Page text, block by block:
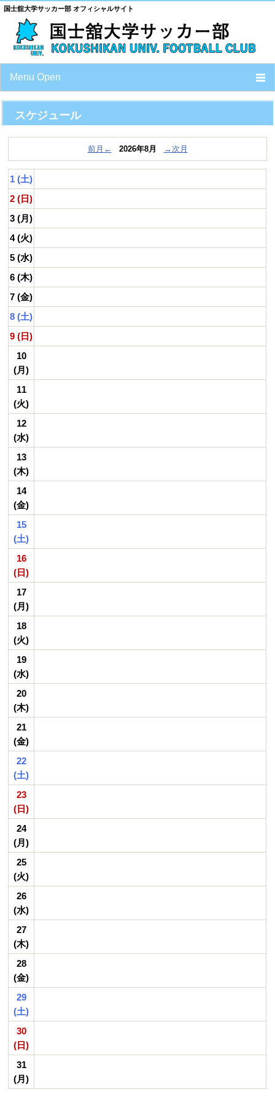
国士舘大学サッカー部 オフィシャルサイト
Menu Open
TOP トップ
ニュース
MATCH INFORMATION
CLUB PROFILE
SCHEDULE
LINK
スケジュール
前月← 2026年8月 →次月
1 (土)
2 (日)
3 (月)
4 (火)
5 (水)
6 (木)
7 (金)
8 (土)
9 (日)
10
(月)
11
(火)
12
(水)
13
(木)
14
(金)
15
(土)
16
(日)
17
(月)
18
(火)
19
(水)
20
(木)
21
(金)
22
(土)
23
(日)
24
(月)
25
(火)
26
(水)
27
(木)
28
(金)
29
(土)
30
(日)
31
(月)